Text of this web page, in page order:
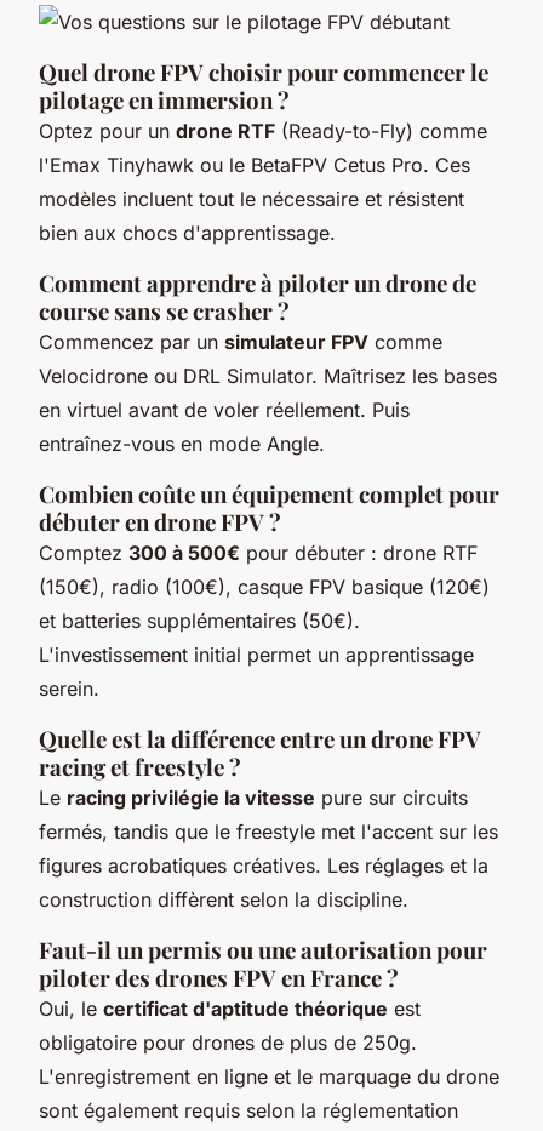
Quel drone FPV choisir pour commencer le
pilotage en immersion ?
Optez pour un drone RTF (Ready-to-Fly) comme
l'Emax Tinyhawk ou le BetaFPV Cetus Pro. Ces
modèles incluent tout le nécessaire et résistent
bien aux chocs d'apprentissage.
Comment apprendre à piloter un drone de
course sans se crasher ?
Commencez par un simulateur FPV comme
Velocidrone ou DRL Simulator. Maîtrisez les bases
en virtuel avant de voler réellement. Puis
entraînez-vous en mode Angle.
Combien coûte un équipement complet pour
débuter en drone FPV ?
Comptez 300 à 500€ pour débuter : drone RTF
(150€), radio (100€), casque FPV basique (120€)
et batteries supplémentaires (50€).
L'investissement initial permet un apprentissage
serein.
Quelle est la différence entre un drone FPV
racing et freestyle ?
Le racing privilégie la vitesse pure sur circuits
fermés, tandis que le freestyle met l'accent sur les
figures acrobatiques créatives. Les réglages et la
construction diffèrent selon la discipline.
Faut-il un permis ou une autorisation pour
piloter des drones FPV en France ?
Oui, le certificat d'aptitude théorique est
obligatoire pour drones de plus de 250g.
L'enregistrement en ligne et le marquage du drone
sont également requis selon la réglementation